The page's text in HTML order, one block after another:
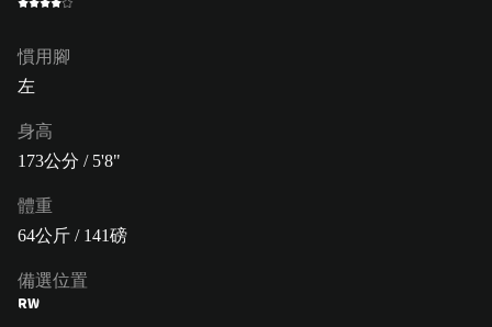
慣用腳
左
身高
173公分 / 5'8"
體重
64公斤 / 141磅
備選位置
RW